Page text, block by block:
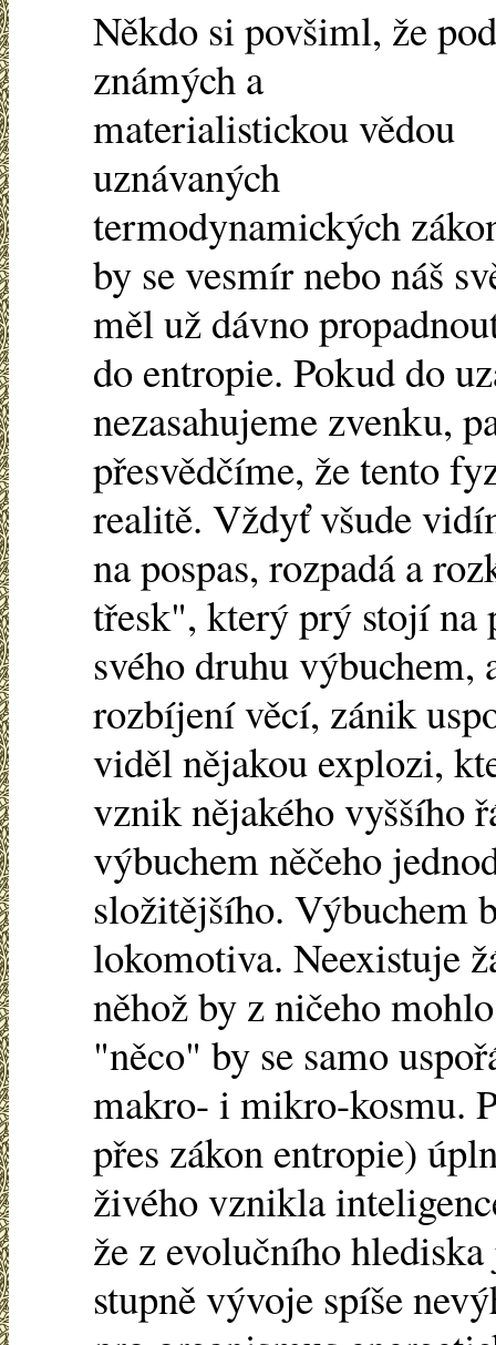
Někdo si povšiml, že
známých a
materialistickou vědou
uznávaných
termodynamických
by se vesmír nebo náš
měl už dávno
do entropie. Pokud do
nezasahujeme zvenku,
přesvědčíme, že tento
realitě. Vždyť všude
na pospas, rozpadá a
třesk", který prý stojí na
svého druhu výbuchem,
rozbíjení věcí, zánik
viděl nějakou explozi,
vznik nějakého vyššího
výbuchem něčeho
složitějšího. Výbuchem
lokomotiva. Neexistuje
něhož by z ničeho
"něco" by se samo
makro- i mikro-kosmu.
přes zákon entropie)
živého vznikla
že z evolučního
stupně vývoje spíše